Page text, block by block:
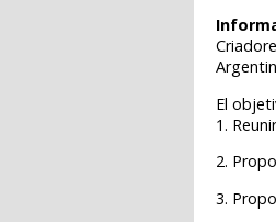
El
1.
2.
3.